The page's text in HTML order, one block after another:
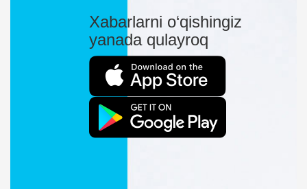
Xabarlarni o‘qishingiz
yanada qulayroq